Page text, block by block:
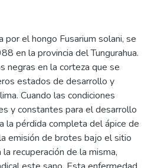
por el hongo Fusarium solani, se
en la provincia del Tungurahua.
negras en la corteza que se
estados de desarrollo y
Cuando las condiciones
y constantes para el desarrollo
la pérdida completa del ápice de
emisión de brotes bajo el sitio
recuperación de la misma,